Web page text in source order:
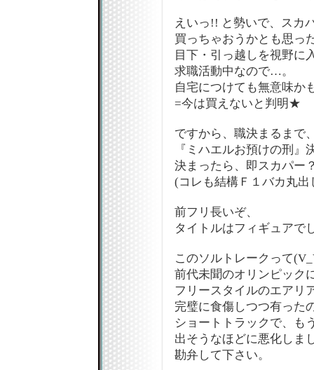
えいっ!! と勢いで、スカ
買っちゃおうかとも思っ
目下・引っ越しを視野に
求職活動中なので…。
自宅につけても無意味か
=今は買えないと判明★
ですから、職決まるまで
『ミハエルお預けの刑』
決まったら、即スカパー
(コレも結構Ｆ１バカ丸出
前フリ長いぞ、
タイトルはフィギュアで
このソルトレークって
前代未聞のオリンピック
フリースタイルのエアリ
完璧に食傷しつつ有った
ショートトラックで、も
出そうなほどに悪化しま
勘弁して下さい。